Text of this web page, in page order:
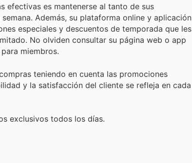
efectivas es mantenerse al tanto de sus
Además, su plataforma online y aplicación
especiales y descuentos de temporada que les
No olviden consultar su página web o app
miembros.
teniendo en cuenta las promociones
y la satisfacción del cliente se refleja en cada
exclusivos todos los días.